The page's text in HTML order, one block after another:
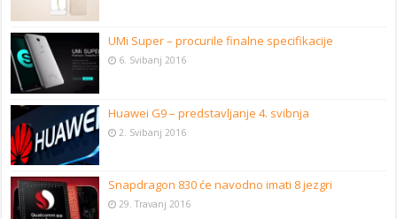
UMi Super – procurile finalne specifikacije
6. Svibanj 2016
Huawei G9 – predstavljanje 4. svibnja
2. Svibanj 2016
Snapdragon 830 će navodno imati 8 jezgri
29. Travanj 2016